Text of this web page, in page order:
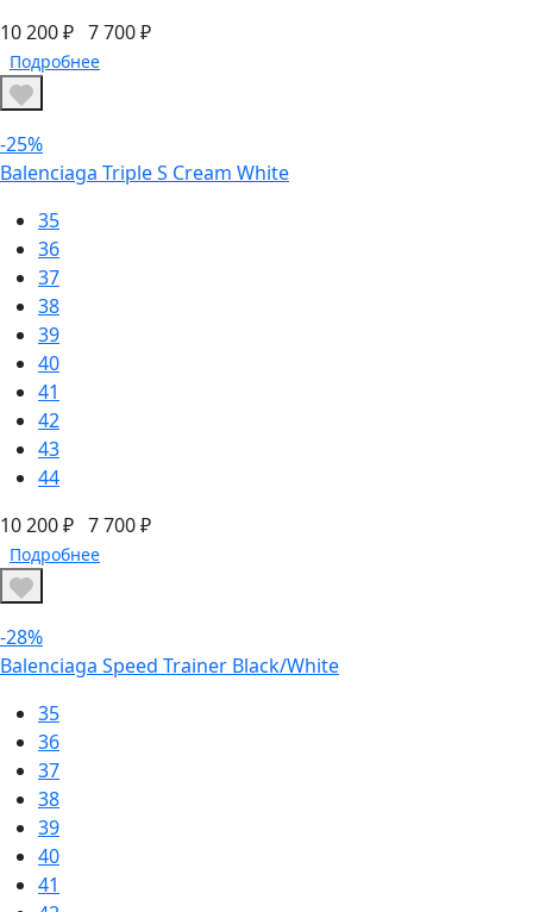
10 200 ₽ 7 700 ₽
Подробнее
-25%
Balenciaga Triple S Cream White
35
36
37
38
39
40
41
42
43
44
10 200 ₽ 7 700 ₽
Подробнее
-28%
Balenciaga Speed Trainer Black/White
35
36
37
38
39
40
41